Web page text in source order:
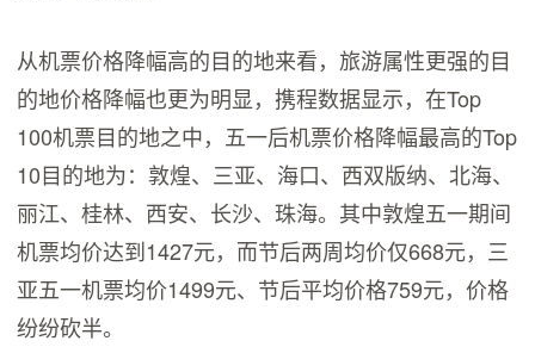
从机票价格降幅高的目的地来看，旅游属性更强的目
的地价格降幅也更为明显，携程数据显示，在Top
100机票目的地之中，五一后机票价格降幅最高的Top
10目的地为：敦煌、三亚、海口、西双版纳、北海、
丽江、桂林、西安、长沙、珠海。其中敦煌五一期间
机票均价达到1427元，而节后两周均价仅668元，三
亚五一机票均价1499元、节后平均价格759元，价格
纷纷砍半。